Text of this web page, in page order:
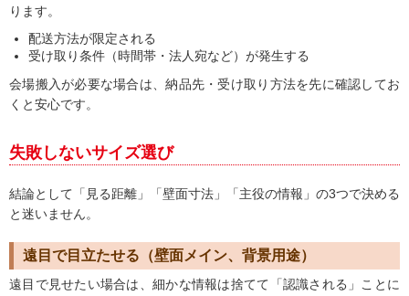
ります。
配送方法が限定される
受け取り条件（時間帯・法人宛など）が発生する
会場搬入が必要な場合は、納品先・受け取り方法を先に確認してお
くと安心です。
失敗しないサイズ選び
結論として「見る距離」「壁面寸法」「主役の情報」の3つで決める
と迷いません。
遠目で目立たせる（壁面メイン、背景用途）
遠目で見せたい場合は、細かな情報は捨てて「認識される」ことに